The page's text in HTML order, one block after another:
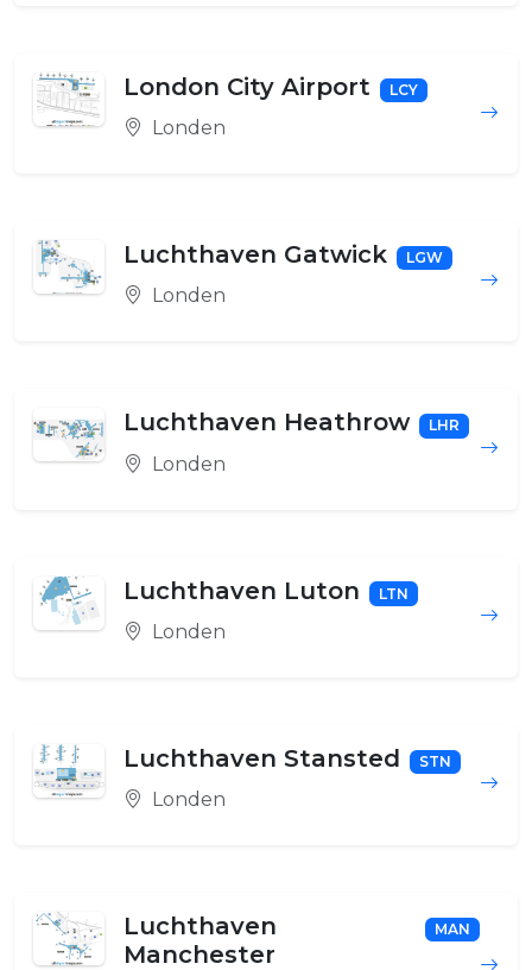
London City Airport LCY
Londen
Luchthaven Gatwick LGW
Londen
Luchthaven Heathrow LHR
Londen
Luchthaven Luton LTN
Londen
Luchthaven Stansted STN
Londen
Luchthaven
Manchester
MAN